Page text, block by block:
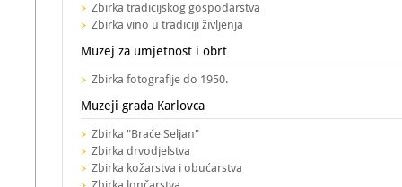
Zbirka tradicijskog gospodarstva
Zbirka vino u tradiciji življenja
Muzej za umjetnost i obrt
Zbirka fotografije do 1950.
Muzeji grada Karlovca
Zbirka "Braće Seljan"
Zbirka drvodjelstva
Zbirka kožarstva i obućarstva